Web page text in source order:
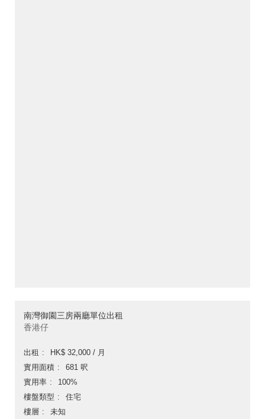
南灣御園三房兩廳單位出租
香港仔
出租
HK$ 32,000 / 月
實用面積
681 呎
實用率
100%
樓盤類型
住宅
樓層
未知